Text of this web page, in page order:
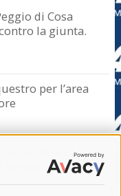
di Cosa
la giunta.
per l’area
sessualmente una
portafogli, fermato